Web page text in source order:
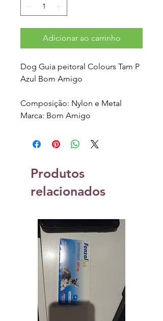
Adicionar ao carrinho
Dog Guia peitoral Colours Tam P
Azul Bom Amigo
Composição: Nylon e Metal
Marca: Bom Amigo
Produtos
relacionados